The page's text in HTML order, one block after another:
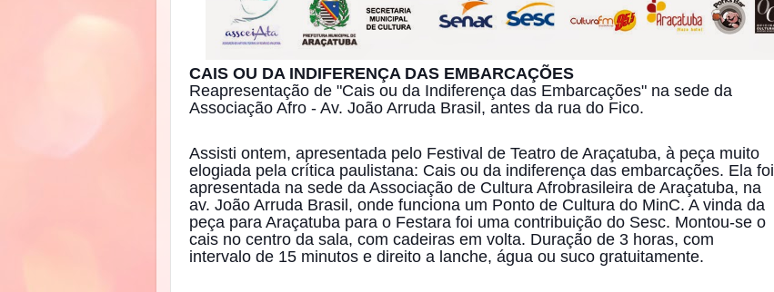
CAIS OU DA INDIFERENÇA DAS EMBARCAÇÕES
Reapresentação de "Cais ou da Indiferença das Embarcações" na sede da
Associação Afro - Av. João Arruda Brasil, antes da rua do Fico.
Assisti ontem, apresentada pelo Festival de Teatro de Araçatuba, à peça muito
elogiada pela crítica paulistana: Cais ou da indiferença das embarcações. Ela foi
apresentada na sede da Associação de Cultura Afrobrasileira de Araçatuba, na
av. João Arruda Brasil, onde funciona um Ponto de Cultura do MinC. A vinda da
peça para Araçatuba para o Festara foi uma contribuição do Sesc. Montou-se o
cais no centro da sala, com cadeiras em volta. Duração de 3 horas, com
intervalo de 15 minutos e direito a lanche, água ou suco gratuitamente.